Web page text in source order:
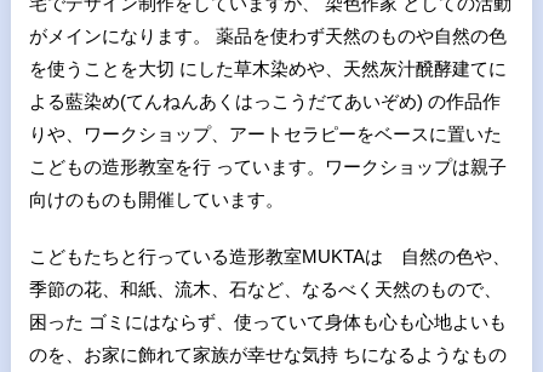
がメインになります。 薬品を使わず天然のものや自然の色
を使うことを大切 にした草木染めや、天然灰汁醗酵建てに
よる藍染め(てんねんあくはっこうだてあいぞめ) の作品作
りや、ワークショップ、アートセラピーをベースに置いた
こどもの造形教室を行 っています。ワークショップは親子
向けのものも開催しています。
こどもたちと行っている造形教室MUKTAは 自然の色や、
季節の花、和紙、流木、石など、なるべく天然のもので、
困った ゴミにはならず、使っていて身体も心も心地よいも
のを、お家に飾れて家族が幸せな気持 ちになるようなもの